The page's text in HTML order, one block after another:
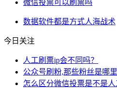
微信投票可以刷票吗
数据软件都是方式人海战术
今日关注
人工刷票ip会不同吗？
公众号刷粉,那些粉丝是哪
怎么区分微信投票是不是